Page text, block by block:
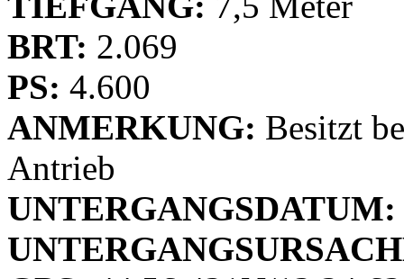
BRT: 2.069
PS: 4.600
ANMERKUNG: Besitzt
Antrieb
UNTERGANGSDATUM: